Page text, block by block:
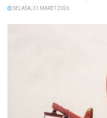
SELASA, 31 MARET 2026